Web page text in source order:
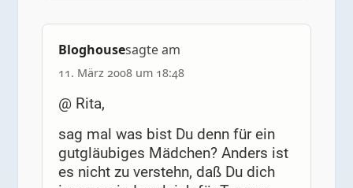
Bloghousesagte am
11. März 2008 um 18:48
@ Rita,
sag mal was bist Du denn für ein
gutgläubiges Mädchen? Anders ist
es nicht zu verstehn, daß Du dich